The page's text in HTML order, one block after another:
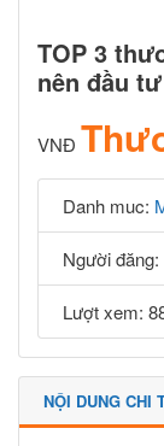
TOP 3
nên đầu
VNĐ
Danh muc:
Người đăng:
Lượt xem:
NỘI DUNG CHI